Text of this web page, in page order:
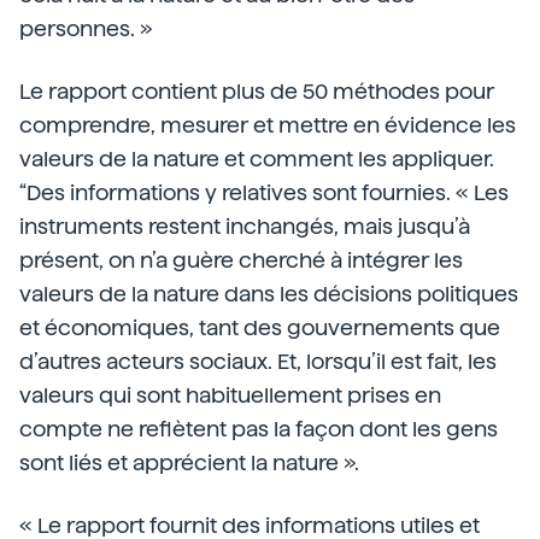
personnes. »
Le rapport contient plus de 50 méthodes pour
comprendre, mesurer et mettre en évidence les
valeurs de la nature et comment les appliquer.
“Des informations y relatives sont fournies. « Les
instruments restent inchangés, mais jusqu’à
présent, on n’a guère cherché à intégrer les
valeurs de la nature dans les décisions politiques
et économiques, tant des gouvernements que
d’autres acteurs sociaux. Et, lorsqu’il est fait, les
valeurs qui sont habituellement prises en
compte ne reflètent pas la façon dont les gens
sont liés et apprécient la nature ».
« Le rapport fournit des informations utiles et